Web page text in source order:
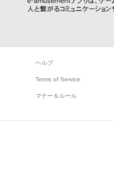
ヘルプ
Terms of Service
マナー＆ルール